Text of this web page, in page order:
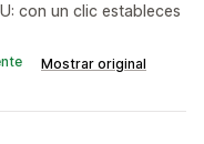
con un clic estableces
Mostrar original